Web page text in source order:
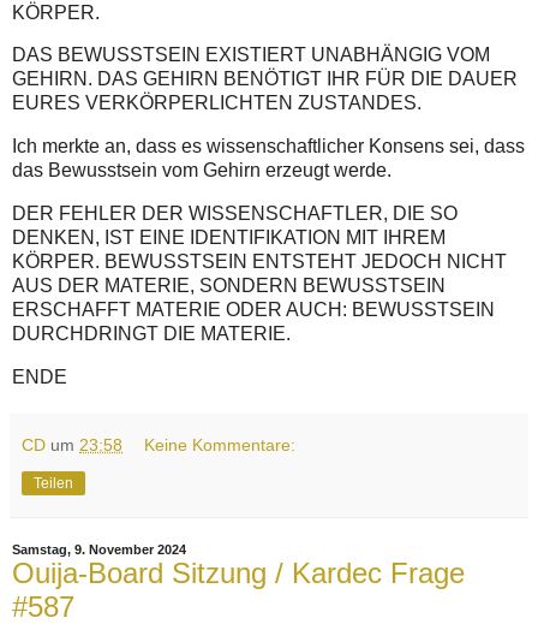
KÖRPER.
DAS BEWUSSTSEIN EXISTIERT UNABHÄNGIG VOM
GEHIRN. DAS GEHIRN BENÖTIGT IHR FÜR DIE DAUER
EURES VERKÖRPERLICHTEN ZUSTANDES.
Ich merkte an, dass es wissenschaftlicher Konsens sei, dass
das Bewusstsein vom Gehirn erzeugt werde.
DER FEHLER DER WISSENSCHAFTLER, DIE SO
DENKEN, IST EINE IDENTIFIKATION MIT IHREM
KÖRPER. BEWUSSTSEIN ENTSTEHT JEDOCH NICHT
AUS DER MATERIE, SONDERN BEWUSSTSEIN
ERSCHAFFT MATERIE ODER AUCH: BEWUSSTSEIN
DURCHDRINGT DIE MATERIE.
ENDE
CD um 23:58 Keine Kommentare:
Teilen
Samstag, 9. November 2024
Ouija-Board Sitzung / Kardec Frage
#587